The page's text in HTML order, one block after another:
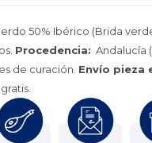
50% Ibérico (Brida
Procedencia: Andalucía
de curación. Envío pieza